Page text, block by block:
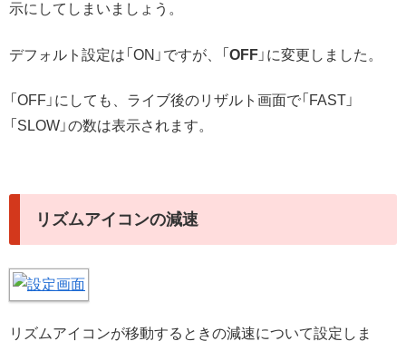
示にしてしまいましょう。
デフォルト設定は「ON」ですが、「 OFF 」に変更しました。
「OFF」にしても、ライブ後のリザルト画面で「FAST」
「SLOW」の数は表示されます。
リズムアイコンの減速
リズムアイコンが移動するときの減速について設定しま